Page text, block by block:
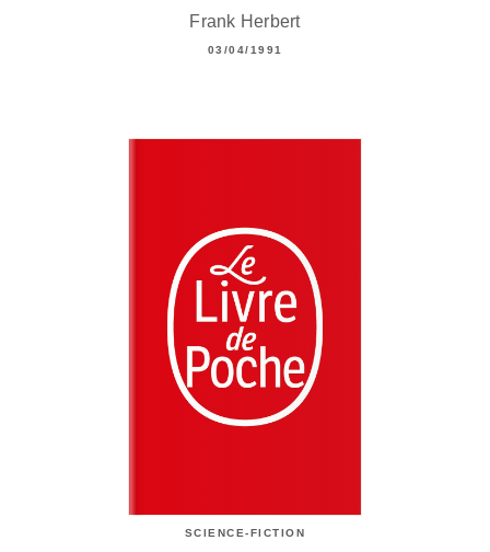
Frank Herbert
03/04/1991
SCIENCE-FICTION